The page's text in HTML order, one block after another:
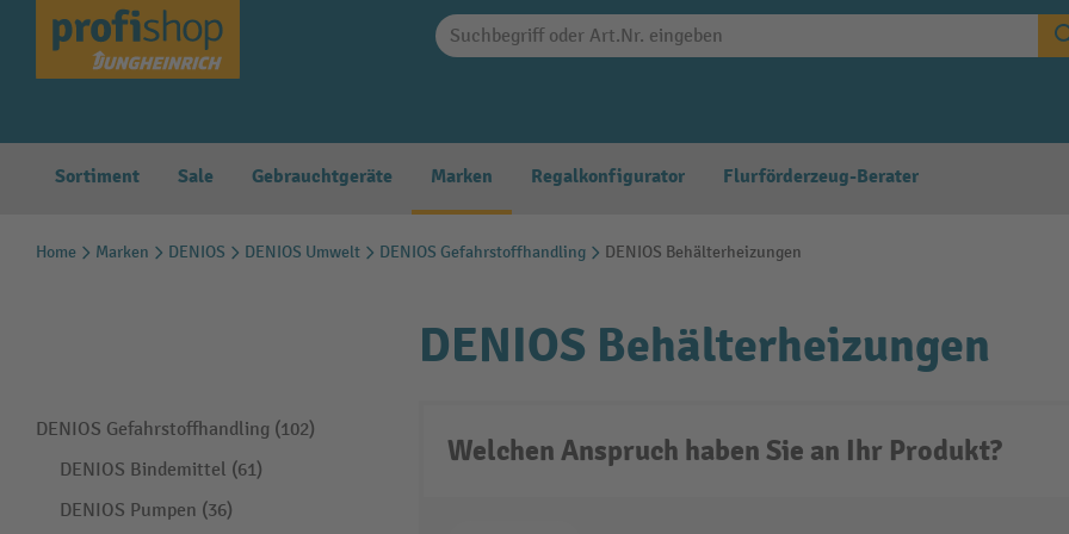
Zur Hauptnavigation springen
Sortiment Sale Gebrauchtgeräte Marken Regalkonfigurator Flurförderzeug-Berater
Home Marken DENIOS DENIOS Umwelt DENIOS Gefahrstoffhandling DENIOS Behälterheizungen
DENIOS Gefahrstoffhandling (102)
DENIOS Bindemittel (61)
DENIOS Pumpen (36)
DENIOS Behälterheizungen
Welchen Anspruch haben Sie an Ihr Produkt?